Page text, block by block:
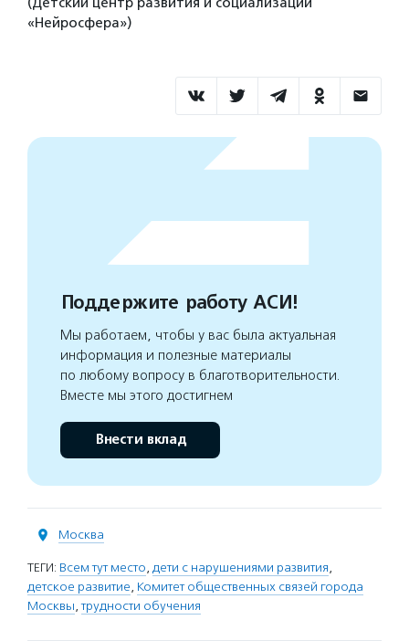
«Нейросфера»)
Поддержите работу АСИ!
Мы работаем, чтобы у вас была актуальная
информация и полезные материалы
по любому вопросу в благотворительности.
Вместе мы этого достигнем
Внести вклад
Москва
ТЕГИ: Всем тут место, дети с нарушениями развития,
детское развитие, Комитет общественных связей города
Москвы,трудности обучения